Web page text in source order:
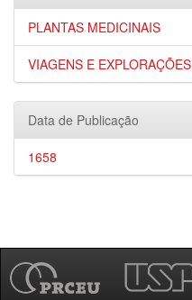
PLANTAS MEDICINAIS
VIAGENS E EXPLORAÇÕES
Data de Publicação
1658